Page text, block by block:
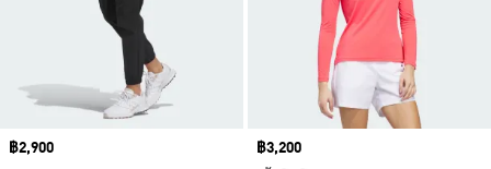
Price
฿2,900
Price
฿3,200